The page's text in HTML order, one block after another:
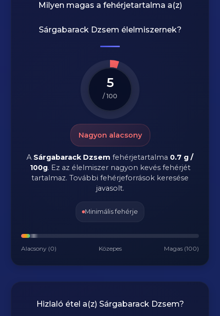
Milyen magas a fehérjetartalma a(z)
Sárgabarack Dzsem élelmiszernek?
5
/ 100
Nagyon alacsony
A Sárgabarack Dzsem fehérjetartalma 0.7 g /
100g. Ez az élelmiszer nagyon kevés fehérjét
tartalmaz. További fehérjeforrások keresése
javasolt.
Minimális fehérje
Alacsony (0) Közepes Magas (100)
Hizlaló étel a(z) Sárgabarack Dzsem?